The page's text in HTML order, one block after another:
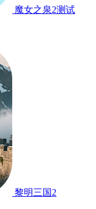
魔女之泉2测试
黎明三国2